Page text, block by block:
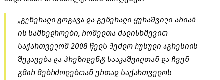
„გენერალი გოგავა და გენერალი ყურაშვილი არიან
ის სამხედროები, რომელთა ძალისხმევით
საქართველომ 2008 წელს შეძლო რუსული აგრესიის
შეკავება და პრეზიდენტ სააკაშვილთან და ჩვენ
გმირ მებრძოლებთან ერთად საქართველოს